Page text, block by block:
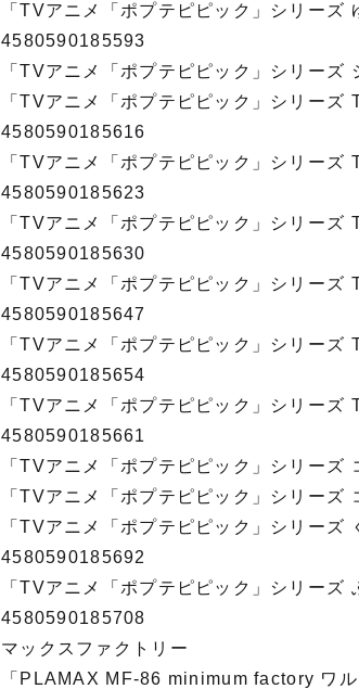
「TVアニメ「ポプテピピック」シリー
4580590185593
「TVアニメ「ポプテピピック」シリー
「TVアニメ「ポプテピピック」シリー
4580590185616
「TVアニメ「ポプテピピック」シリー
4580590185623
「TVアニメ「ポプテピピック」シリー
4580590185630
「TVアニメ「ポプテピピック」シリー
4580590185647
「TVアニメ「ポプテピピック」シリー
4580590185654
「TVアニメ「ポプテピピック」シリー
4580590185661
「TVアニメ「ポプテピピック」シリー
「TVアニメ「ポプテピピック」シリー
「TVアニメ「ポプテピピック」シリー
4580590185692
「TVアニメ「ポプテピピック」シリー
4580590185708
マックスファクトリー
「PLAMAX MF-86 minimum factory ワ